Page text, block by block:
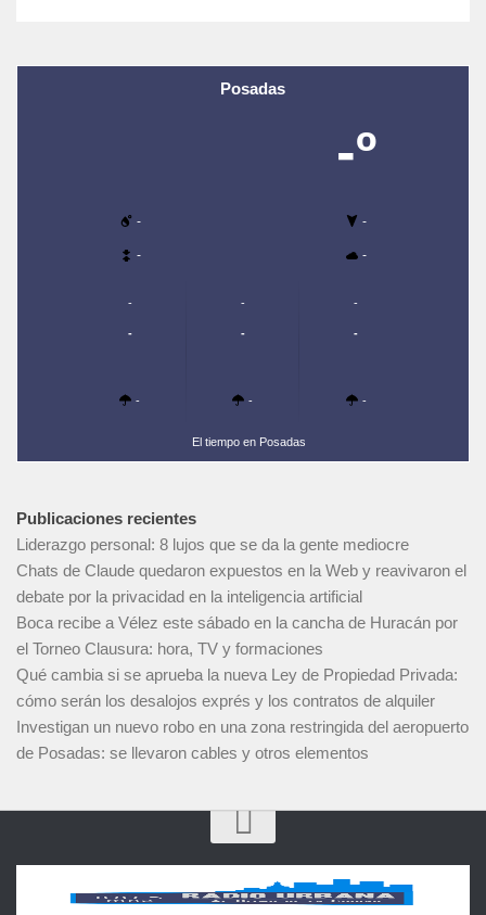
Posadas
-º
- -
- -
-
-
-
-
-
-
-
-
-
El tiempo en Posadas
Publicaciones recientes
Liderazgo personal: 8 lujos que se da la gente mediocre
Chats de Claude quedaron expuestos en la Web y reavivaron el
debate por la privacidad en la inteligencia artificial
Boca recibe a Vélez este sábado en la cancha de Huracán por
el Torneo Clausura: hora, TV y formaciones
Qué cambia si se aprueba la nueva Ley de Propiedad Privada:
cómo serán los desalojos exprés y los contratos de alquiler
Investigan un nuevo robo en una zona restringida del aeropuerto
de Posadas: se llevaron cables y otros elementos